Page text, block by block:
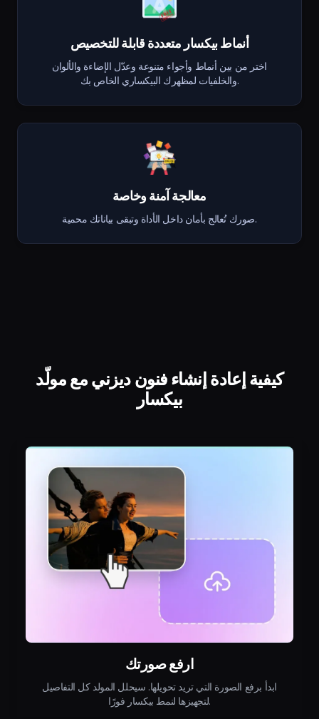
أنماط بيكسار متعددة قابلة للتخصيص
اختر من بين أنماط وأجواء متنوعة وعدّل الإضاءة والألوان
والخلفيات لمظهرك البيكساري الخاص بك.
معالجة آمنة وخاصة
صورك تُعالج بأمان داخل الأداة وتبقى بياناتك محمية.
كيفية إعادة إنشاء فنون ديزني مع مولّد
بيكسار
ارفع صورتك
ابدأ برفع الصورة التي تريد تحويلها. سيحلل المولد كل التفاصيل
لتجهيزها لنمط بيكسار فورًا.